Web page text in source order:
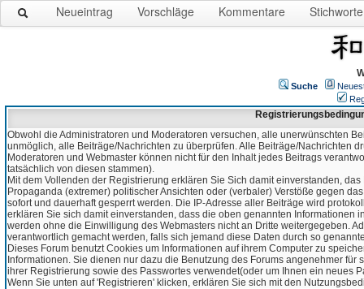
Neueintrag Vorschläge Kommentare Stichworte
Suche
Obwohl die Administratoren und Moderatoren versuchen, alle unerwünschten
unmöglich, alle Beiträge/Nachrichten zu überprüfen. Alle Beiträge/Nachrichten
Moderatoren und Webmaster können nicht für den Inhalt jedes Beitrags
tatsächlich von diesen stammen).
Mit dem Vollenden der Registrierung erklären Sie Sich damit einverstanden,
Propaganda (extremer) politischer Ansichten oder (verbaler) Verstöße gegen
sofort und dauerhaft gesperrt werden. Die IP-Adresse aller Beiträge wird
erklären Sie sich damit einverstanden, dass die oben genannten Informationen
werden ohne die Einwilligung des Webmasters nicht an Dritte weitergegeben.
verantwortlich gemacht werden, falls sich jemand diese Daten durch so
Dieses Forum benutzt Cookies um Informationen auf ihrem Computer zu
Informationen. Sie dienen nur dazu die Benutzung des Forums angenehmer
ihrer Registrierung sowie des Passwortes verwendet(oder um Ihnen ein neues
Wenn Sie unten auf 'Registrieren' klicken, erklären Sie sich mit den